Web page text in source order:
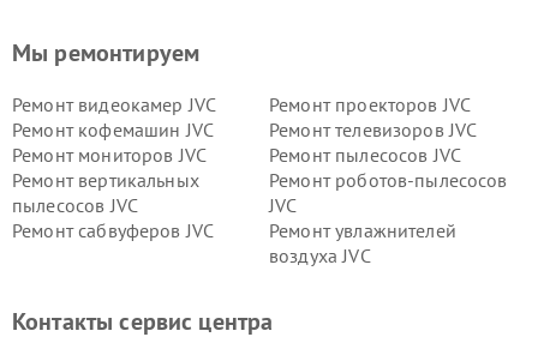
Мы ремонтируем
Ремонт видеокамер JVC
Ремонт проекторов JVC
Ремонт кофемашин JVC
Ремонт телевизоров JVC
Ремонт мониторов JVC
Ремонт пылесосов JVC
Ремонт вертикальных
пылесосов JVC
Ремонт роботов-пылесосов
JVC
Ремонт сабвуферов JVC
Ремонт увлажнителей
воздуха JVC
Контакты сервис центра